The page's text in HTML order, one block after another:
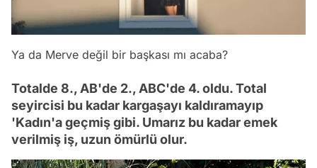
Ya da Merve değil bir başkası mı acaba?
Totalde 8., AB'de 2., ABC'de 4. oldu. Total
seyircisi bu kadar kargaşayı kaldıramayıp
'Kadın'a geçmiş gibi. Umarız bu kadar emek
verilmiş iş, uzun ömürlü olur.